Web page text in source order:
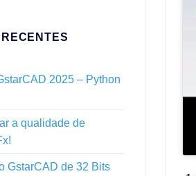
2025 – Python
a qualidade de
GstarCAD de 32 Bits